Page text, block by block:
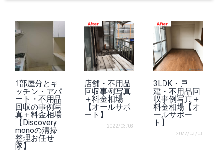
1部屋分とキ
ッチン・アパ
ート・不用品
回収の事例写
真＋料金相場
【Discovery
monoの清掃
整理お任せ
隊】
店舗・不用品
回収事例写真
＋料金相場
【オールサポ
ート】
2022/03/03
3LDK・戸
建・不用品回
収事例写真＋
料金相場【オ
ールサポー
ト】
2022/03/03